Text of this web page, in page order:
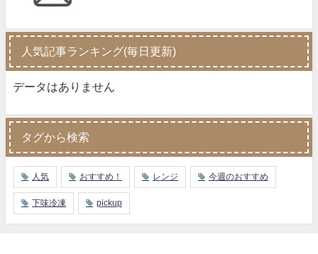
人気記事ランキング(毎日更新)
データはありません
タグから検索
人気 おすすめ！ レンジ 今週のおすすめ
下味冷凍 pickup